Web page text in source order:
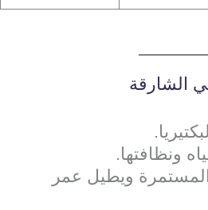
الشارقة
ونظافتها.
المستمرة ويطيل عمر